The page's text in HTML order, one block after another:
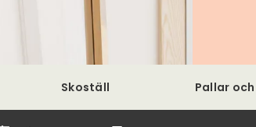
Skoställ Pallar